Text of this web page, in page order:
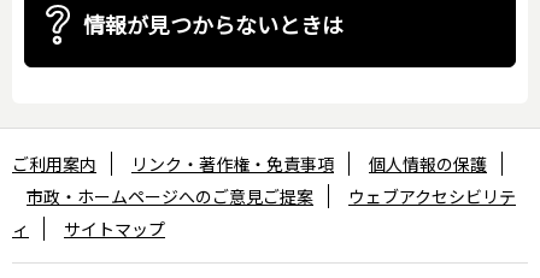
情報が見つからないときは
ご利用案内 リンク・著作権・免責事項
個人情報の保護
市政・ホームページへのご意見ご提案
ウェブアクセシビリテ
ィ
サイトマップ